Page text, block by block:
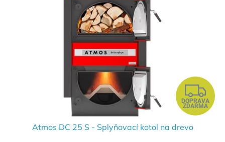
Z
A
DOPRAVA
ZDARMA
Atmos DC 25 S - Splyňovací kotol na drevo